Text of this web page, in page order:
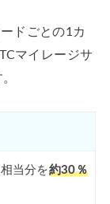
ドごとの1カ
マイレージサ
当分を約30％